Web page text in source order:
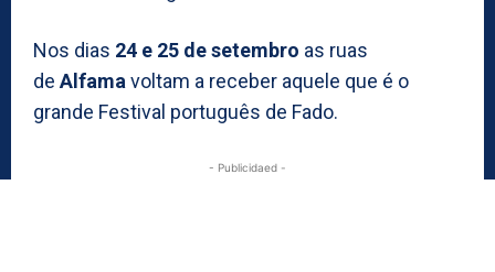
Nos dias 24 e 25 de setembro as ruas
de Alfama voltam a receber aquele que é o
grande Festival português de Fado.
- Publicidaed -